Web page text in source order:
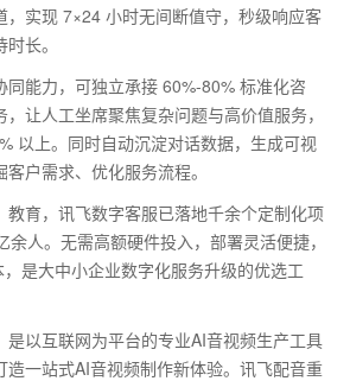
，实现 7×24 小时无间断值守，秒级响应客
长。
同能力，可独立承接 60%-80% 标准化咨
让人工坐席聚焦复杂问题与高价值服务，
以上。同时自动沉淀对话数据，生成可视
户需求、优化服务流程。
教育，讯飞数字客服已落地千余个定制化项
余人。无需高额硬件投入，部署灵活便捷，
是大中小企业数字化服务升级的优选工
是以互联网为平台的专业AI音视频生产工具
造一站式AI音视频制作新体验。讯飞配音重